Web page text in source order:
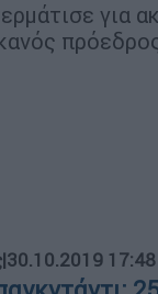
για
|30.10.2019 17:48